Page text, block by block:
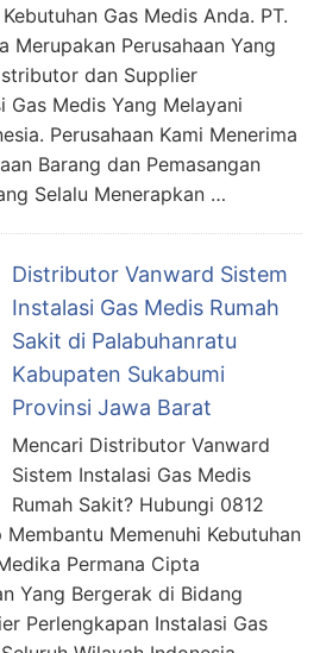
Gas Medis Anda. PT.
Merupakan Perusahaan Yang
dan Supplier
Gas Medis Yang Melayani
Perusahaan Kami Menerima
Barang dan Pemasangan
Selalu Menerapkan …
Distributor Vanward Sistem
Instalasi Gas Medis Rumah
Sakit di Palabuhanratu
Kabupaten Sukabumi
Provinsi Jawa Barat
Mencari Distributor Vanward
Sistem Instalasi Gas Medis
Rumah Sakit? Hubungi 0812
Memenuhi Kebutuhan
Permana Cipta
Yang Bergerak di Bidang
Perlengkapan Instalasi Gas